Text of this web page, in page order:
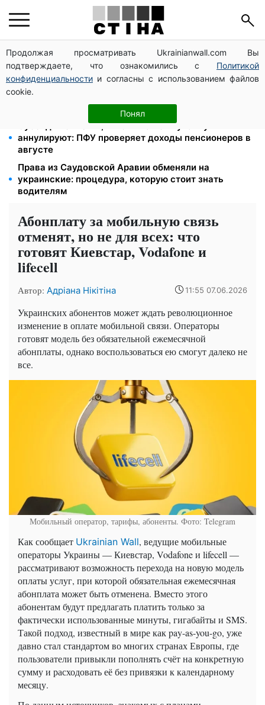
Продолжая просматривать Ukrainianwall.com Вы
подтверждаете, что ознакомились с Политикой
конфиденциальности и согласны с использованием файлов
cookie.
Понял
Тариф от 190 грн в месяц: Киевстар и lifecell дают
скидки пенсионерам, Vodafone — без льгот
На стадионе "Спартак" в Киеве состоялся
товарищеский матч между командами посольств
США и Франции
Субсидии отменят, льготы на коммуналку
аннулируют: ПФУ проверяет доходы пенсионеров в
августе
Права из Саудовской Аравии обменяли на
украинские: процедура, которую стоит знать
водителям
Абонплату за мобильную связь
отменят, но не для всех: что
готовят Киевстар, Vodafone и
lifecell
Автор: Адріана Нікітіна 11:55 07.06.2026
Украинских абонентов может ждать революционное
изменение в оплате мобильной связи. Операторы
готовят модель без обязательной ежемесячной
абонплаты, однако воспользоваться ею смогут далеко не
все.
Мобильный оператор, тарифы, абоненты. Фото: Telegram
Как сообщает Ukrainian Wall, ведущие мобильные
операторы Украины — Киевстар, Vodafone и lifecell —
рассматривают возможность перехода на новую модель
оплаты услуг, при которой обязательная ежемесячная
абонплата может быть отменена. Вместо этого
абонентам будут предлагать платить только за
фактически использованные минуты, гигабайты и SMS.
Такой подход, известный в мире как pay-as-you-go, уже
давно стал стандартом во многих странах Европы, где
пользователи привыкли пополнять счёт на конкретную
сумму и расходовать её без привязки к календарному
месяцу.